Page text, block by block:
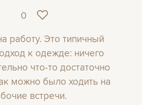
0
работу. Это типичный
к одежде: ничего
что-то достаточно
можно было ходить на
встречи.